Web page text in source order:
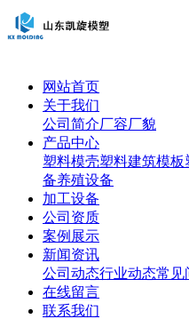
网站首页
关于我们
公司简介厂容厂貌
产品中心
塑料模壳塑料建筑模板
备养殖设备
加工设备
公司资质
案例展示
新闻资讯
公司动态行业动态常见
在线留言
联系我们